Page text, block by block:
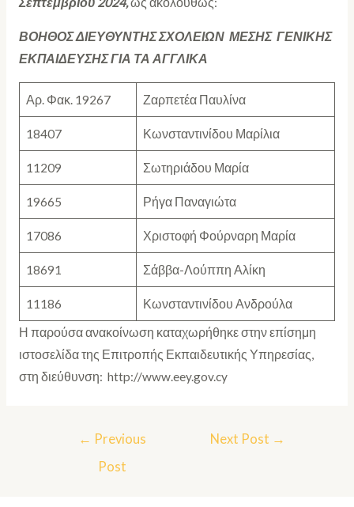
ΒΟΗΘΟΣ ΔΙΕΥΘΥΝΤΗΣ ΣΧΟΛΕΙΩΝ ΜΕΣΗΣ ΓΕΝΙΚΗΣ
ΕΚΠΑΙΔΕΥΣΗΣ ΓΙΑ ΤΑ ΑΓΓΛΙΚΑ
Αρ. Φακ. 19267 Ζαρπετέα Παυλίνα
18407 Κωνσταντινίδου Μαρίλια
11209 Σωτηριάδου Μαρία
19665 Ρήγα Παναγιώτα
17086 Χριστοφή Φούρναρη Μαρία
18691 Σάββα-Λούππη Αλίκη
11186
Κωνσταντινίδου Ανδρούλα
Η παρούσα ανακοίνωση καταχωρήθηκε στην επίσημη
ιστοσελίδα της Επιτροπής Εκπαιδευτικής Υπηρεσίας,
στη διεύθυνση: http://www.eey.gov.cy
← Previous
Post
Next Post →